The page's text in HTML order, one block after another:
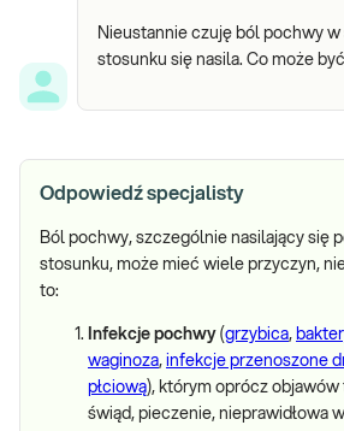
Nieustannie czuję ból pochwy w
stosunku się nasila. Co może
Odpowiedź specjalisty
Ból pochwy, szczególnie nasilający się
stosunku, może mieć wiele przyczyn,
to:
Infekcje pochwy (grzybica,
waginoza, infekcje przenoszone
płciową), którym oprócz objawów
świąd, pieczenie, nieprawidłowa